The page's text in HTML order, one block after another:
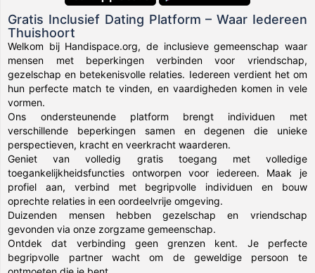
Gratis Inclusief Dating Platform – Waar Iedereen
Thuishoort
Welkom bij Handispace.org, de inclusieve gemeenschap waar
mensen met beperkingen verbinden voor vriendschap,
gezelschap en betekenisvolle relaties. Iedereen verdient het om
hun perfecte match te vinden, en vaardigheden komen in vele
vormen.
Ons ondersteunende platform brengt individuen met
verschillende beperkingen samen en degenen die unieke
perspectieven, kracht en veerkracht waarderen.
Geniet van volledig gratis toegang met volledige
toegankelijkheidsfuncties ontworpen voor iedereen. Maak je
profiel aan, verbind met begripvolle individuen en bouw
oprechte relaties in een oordeelvrije omgeving.
Duizenden mensen hebben gezelschap en vriendschap
gevonden via onze zorgzame gemeenschap.
Ontdek dat verbinding geen grenzen kent. Je perfecte
begripvolle partner wacht om de geweldige persoon te